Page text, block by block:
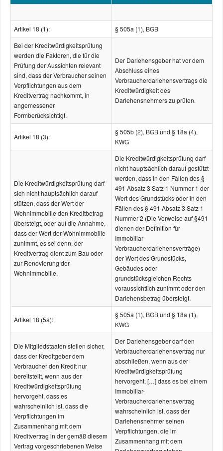
Artikel 18 (1):
§ 505a (1), BGB
Bei der Kreditwürdigkeitsprüfung
werden die Faktoren, die für die
Prüfung der Aussichten relevant
sind, dass der Verbraucher seinen
Verpflichtungen aus dem
Kreditvertrag nachkommt, in
angemessener
Formberücksichtigt.
Der Darlehensgeber hat vor dem
Abschluss eines
Verbraucherdarlehensvertrags die
Kreditwürdigkeit des
Darlehensnehmers zu prüfen.
Artikel 18 (3):
§ 505b (2), BGB und § 18a (4),
KWG
Die Kreditwürdigkeitsprüfung darf
sich nicht hauptsächlich darauf
stützen, dass der Wert der
Wohnimmobilie den Kreditbetrag
übersteigt, oder auf die Annahme,
dass der Wert der Wohnimmobilie
zunimmt, es sei denn, der
Kreditvertrag dient zum Bau oder
zur Renovierung der
Wohnimmobilie.
Die Kreditwürdigkeitsprüfung darf
nicht hauptsächlich darauf gestützt
werden, dass in den Fällen des §
491 Absatz 3 Satz 1 Nummer 1 der
Wert des Grundstücks oder in den
Fällen des § 491 Absatz 3 Satz 1
Nummer 2 (Die Verweise auf §491
dienen der Definition für
Immobiliar-
Verbraucherdarlehensverträge)
der Wert des Grundstücks,
Gebäudes oder
grundstücksgleichen Rechts
voraussichtlich zunimmt oder den
Darlehensbetrag übersteigt.
Artikel 18 (5a):
§ 505a (1), BGB und § 18a (1),
KWG
Die Mitgliedstaaten stellen sicher,
dass der Kreditgeber dem
Verbraucher den Kredit nur
bereitstellt, wenn aus der
Kreditwürdigkeitsprüfung
hervorgeht, dass es
wahrscheinlich ist, dass die
Verpflichtungen im
Zusammenhang mit dem
Kreditvertrag in der gemäß diesem
Vertrag vorgeschriebenen Weise
Der Darlehensgeber darf den
Verbraucherdarlehensvertrag nur
abschließen, wenn aus der
Kreditwürdigkeitsprüfung
hervorgeht, […] dass es bei einem
Immobiliar-
Verbraucherdarlehensvertrag
wahrscheinlich ist, dass der
Darlehensnehmer seinen
Verpflichtungen, die im
Zusammenhang mit dem